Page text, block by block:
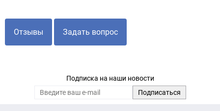
Отзывы Задать вопрос
Подписка на наши новости